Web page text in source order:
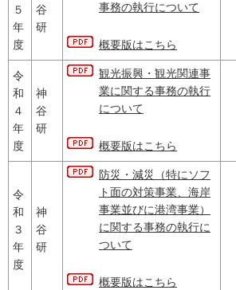
５
年
度
谷
研
事務の執行について
概要版はこちら
令
和
４
年
度
神
谷
研
観光振興・観光関連事
業に関する事務の執行
について
概要版はこちら
令
和
３
年
度
神
谷
研
防災・減災（特にソフ
ト面の対策事業、海岸
事業並びに港湾事業）
に関する事務の執行に
ついて
概要版はこちら